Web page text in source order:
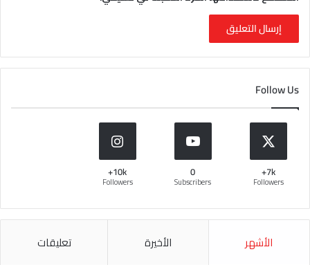
Follow Us
7k+
Followers
0
Subscribers
10k+
Followers
الأشهر الأخيرة تعليقات